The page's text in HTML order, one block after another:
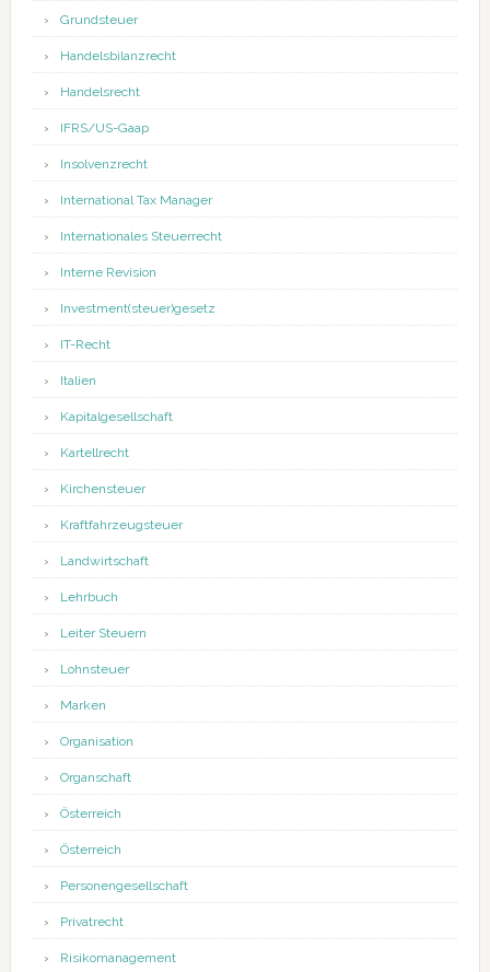
Grundsteuer
Handelsbilanzrecht
Handelsrecht
IFRS/US-Gaap
Insolvenzrecht
International Tax Manager
Internationales Steuerrecht
Interne Revision
Investment(steuer)gesetz
IT-Recht
Italien
Kapitalgesellschaft
Kartellrecht
Kirchensteuer
Kraftfahrzeugsteuer
Landwirtschaft
Lehrbuch
Leiter Steuern
Lohnsteuer
Marken
Organisation
Organschaft
Österreich
Österreich
Personengesellschaft
Privatrecht
Risikomanagement